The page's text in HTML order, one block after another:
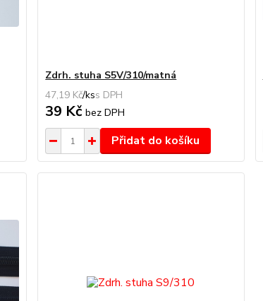
Zdrh. stuha S5V/310/matná
47,19 Kč/ks
39 Kčbez DPH
Přidat do košíku